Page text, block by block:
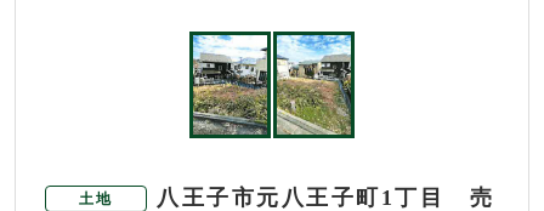
土地
八王子市元八王子町1丁目 売